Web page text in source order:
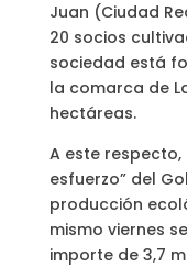
Juan (Ciudad
20 socios
sociedad está
la comarca de
hectáreas.
A este
esfuerzo” del
producción
mismo viernes
importe de 3,7